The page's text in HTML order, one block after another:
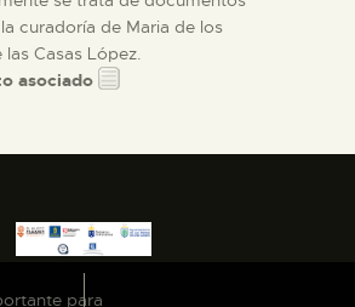
curadoría de Maria de los
Casas López.
asociado
para